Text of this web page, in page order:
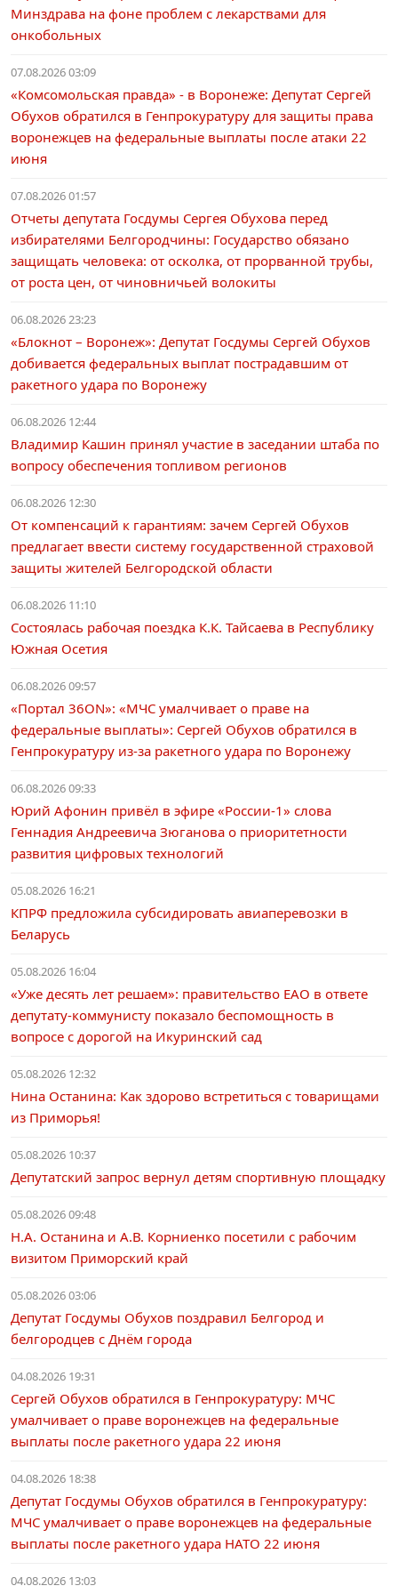
Минздрава на фоне проблем с лекарствами для
онкобольных
07.08.2026 03:09
«Комсомольская правда» - в Воронеже: Депутат Сергей
Обухов обратился в Генпрокуратуру для защиты права
воронежцев на федеральные выплаты после атаки 22
июня
07.08.2026 01:57
Отчеты депутата Госдумы Сергея Обухова перед
избирателями Белгородчины: Государство обязано
защищать человека: от осколка, от прорванной трубы,
от роста цен, от чиновничьей волокиты
06.08.2026 23:23
«Блокнот – Воронеж»: Депутат Госдумы Сергей Обухов
добивается федеральных выплат пострадавшим от
ракетного удара по Воронежу
06.08.2026 12:44
Владимир Кашин принял участие в заседании штаба по
вопросу обеспечения топливом регионов
06.08.2026 12:30
От компенсаций к гарантиям: зачем Сергей Обухов
предлагает ввести систему государственной страховой
защиты жителей Белгородской области
06.08.2026 11:10
Состоялась рабочая поездка К.К. Тайсаева в Республику
Южная Осетия
06.08.2026 09:57
«Портал 36ON»: «МЧС умалчивает о праве на
федеральные выплаты»: Сергей Обухов обратился в
Генпрокуратуру из-за ракетного удара по Воронежу
06.08.2026 09:33
Юрий Афонин привёл в эфире «России-1» слова
Геннадия Андреевича Зюганова о приоритетности
развития цифровых технологий
05.08.2026 16:21
КПРФ предложила субсидировать авиаперевозки в
Беларусь
05.08.2026 16:04
«Уже десять лет решаем»: правительство ЕАО в ответе
депутату-коммунисту показало беспомощность в
вопросе с дорогой на Икуринский сад
05.08.2026 12:32
Нина Останина: Как здорово встретиться с товарищами
из Приморья!
05.08.2026 10:37
Депутатский запрос вернул детям спортивную площадку
05.08.2026 09:48
Н.А. Останина и А.В. Корниенко посетили с рабочим
визитом Приморский край
05.08.2026 03:06
Депутат Госдумы Обухов поздравил Белгород и
белгородцев с Днём города
04.08.2026 19:31
Сергей Обухов обратился в Генпрокуратуру: МЧС
умалчивает о праве воронежцев на федеральные
выплаты после ракетного удара 22 июня
04.08.2026 18:38
Депутат Госдумы Обухов обратился в Генпрокуратуру:
МЧС умалчивает о праве воронежцев на федеральные
выплаты после ракетного удара НАТО 22 июня
04.08.2026 13:03